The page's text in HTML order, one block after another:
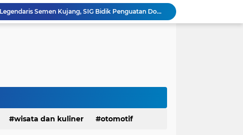
Bangkitkan Merek Legendaris Semen Kujang, SIG Bidik Penguatan Dominasi Pasar Jawa Barat
Ketua Golkar Jabar: Perjalanan Hidup Bahlil Layak Diteladani Seluruh Kader Partai
Serda Muhammad Raihan Fadhila Raih Emas pada 8th Asian Taekwondo Indonesia Open Championship 2026
wisata dan kuliner otomotif